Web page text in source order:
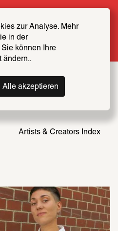
zur Analyse. Mehr
in der
können Ihre
ändern..
Alle akzeptieren
werden
erfahren
Artists & Creators Index